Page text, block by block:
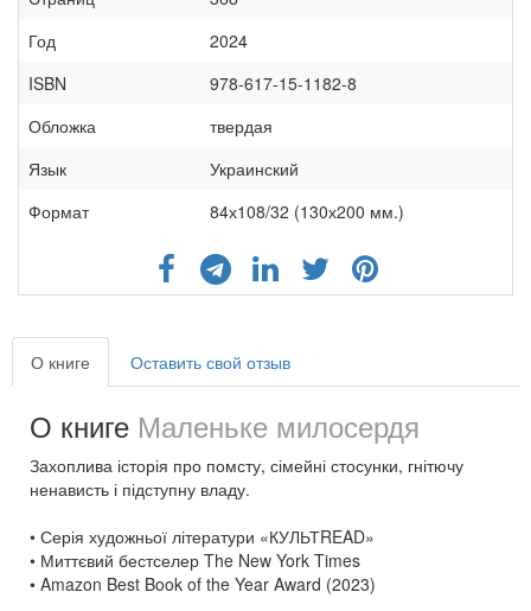
Год
2024
ISBN
978-617-15-1182-8
Обложка
твердая
Язык
Украинский
Формат
84х108/32 (130х200 мм.)
О книге Оставить свой отзыв
О книге Маленьке милосердя
Захоплива історія про помсту, сімейні стосунки, гнітючу
ненависть і підступну владу.
• Серія художньої літератури «КУЛЬТREAD»
• Миттєвий бестселер The New York Times
• Amazon Best Book of the Year Award (2023)